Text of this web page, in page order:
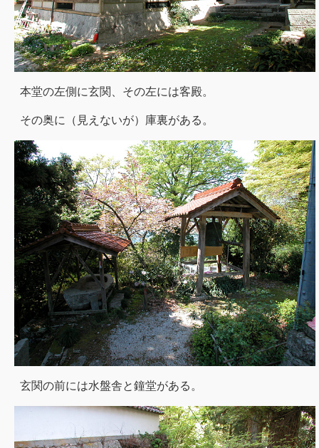
本堂の左側に玄関、その左には客殿。
その奥に（見えないが）庫裏がある。
玄関の前には水盤舎と鐘堂がある。